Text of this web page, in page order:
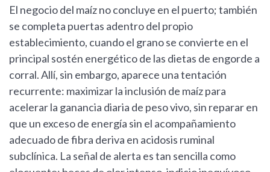
El negocio del maíz no concluye en el puerto; también
se completa puertas adentro del propio
establecimiento, cuando el grano se convierte en el
principal sostén energético de las dietas de engorde a
corral. Allí, sin embargo, aparece una tentación
recurrente: maximizar la inclusión de maíz para
acelerar la ganancia diaria de peso vivo, sin reparar en
que un exceso de energía sin el acompañamiento
adecuado de fibra deriva en acidosis ruminal
subclínica. La señal de alerta es tan sencilla como